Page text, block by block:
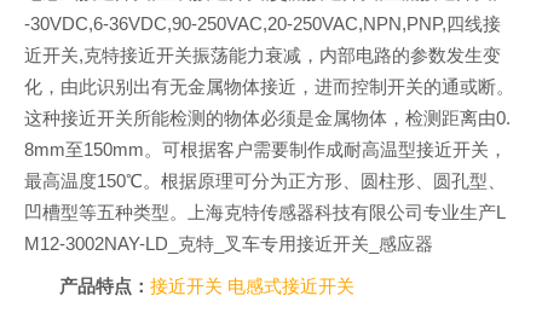
-30VDC,6-36VDC,90-250VAC,20-250VAC,NPN,PNP,四线接
近开关,克特接近开关振荡能力衰减，内部电路的参数发生变
化，由此识别出有无金属物体接近，进而控制开关的通或断。
这种接近开关所能检测的物体必须是金属物体，检测距离由0.
8mm至150mm。可根据客户需要制作成耐高温型接近开关，
最高温度150℃。根据原理可分为正方形、圆柱形、圆孔型、
凹槽型等五种类型。上海克特传感器科技有限公司专业生产L
M12-3002NAY-LD_克特_叉车专用接近开关_感应器
产品特点：接近开关 电感式接近开关